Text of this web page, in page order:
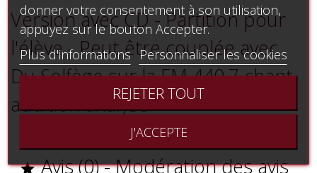
Version avec CD - Partition pour
l'élève - Peut être couplée avec
Du Solfège sur la FM 440.7 chant
audition analyse
Avis (0) - Modération des avis
donner votre consentement à son utilisation,
appuyez sur le bouton Accepter.
Plus d'informations Personnaliser les cookies
REJETER TOUT
J'ACCEPTE